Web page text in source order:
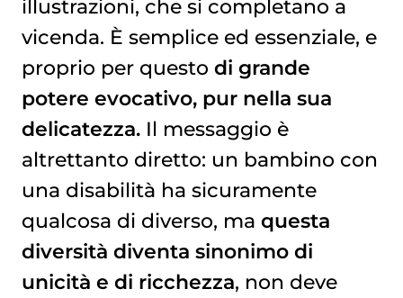
illustrazioni, che si completano a
vicenda. È semplice ed essenziale, e
proprio per questo di grande
potere evocativo, pur nella sua
delicatezza.Il messaggio è
altrettanto diretto: un bambino con
una disabilità ha sicuramente
qualcosa di diverso, ma questa
diversità diventa sinonimo di
unicità e di ricchezza, non deve